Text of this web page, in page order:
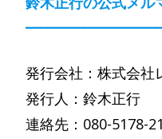
発行会社：株式会社
発行人：鈴木正行
連絡先：080-5178-